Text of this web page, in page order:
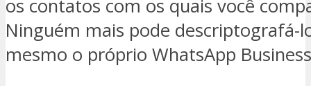
os contatos com os quais você
Ninguém mais pode descriptografá-
mesmo o próprio WhatsApp